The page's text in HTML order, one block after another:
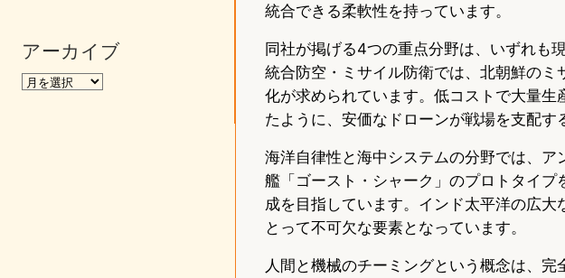
アーカイブ
統合できる柔軟性を持っています。
同社が掲げる4つの重点分野は、いずれも
統合防空・ミサイル防衛では、北朝鮮の
化が求められています。低コストで大量
たように、安価なドローンが戦場を支配す
海洋自律性と海中システムの分野では、
艦「ゴースト・シャーク」のプロトタイ
成を目指しています。インド太平洋の広
とって不可欠な要素となっています。
人間と機械のチーミングという概念は、